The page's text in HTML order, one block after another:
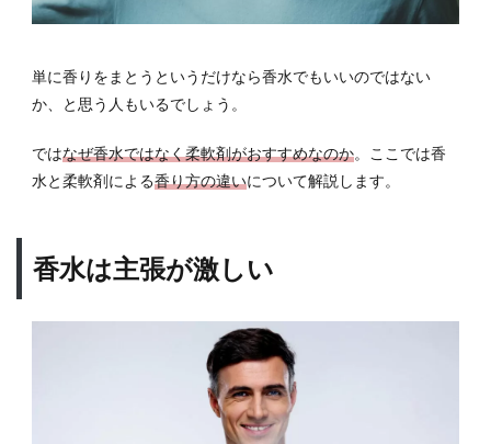
単に香りをまとうというだけなら香水でもいいのではない
か、と思う人もいるでしょう。
ではなぜ香水ではなく柔軟剤がおすすめなのか。ここでは香
水と柔軟剤による香り方の違いについて解説します。
香水は主張が激しい